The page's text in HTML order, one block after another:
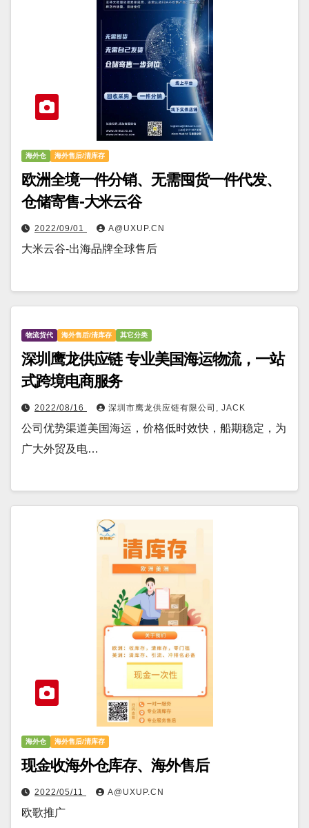
海外仓 海外售后/清库存
欧洲全境一件分销、无需囤货一件代发、
仓储寄售-大米云谷
2022/09/01 A@UXUP.CN
大米云谷-出海品牌全球售后
物流货代 海外售后/清库存 其它分类
深圳鹰龙供应链 专业美国海运物流，一站
式跨境电商服务
2022/08/16 深圳市鹰龙供应链有限公司, JACK
公司优势渠道美国海运，价格低时效快，船期稳定，为
广大外贸及电…
海外仓 海外售后/清库存
现金收海外仓库存、海外售后
2022/05/11 A@UXUP.CN
欧歌推广